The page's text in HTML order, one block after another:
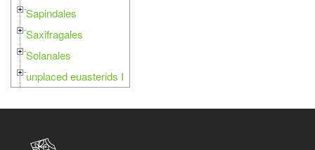
Sapindales
Saxifragales
Solanales
unplaced euasterids I